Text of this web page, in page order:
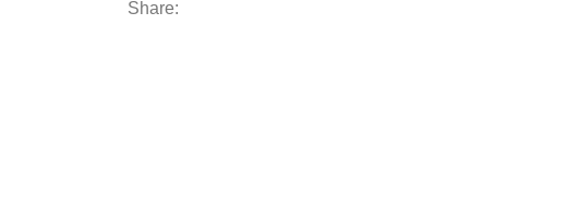
Share: